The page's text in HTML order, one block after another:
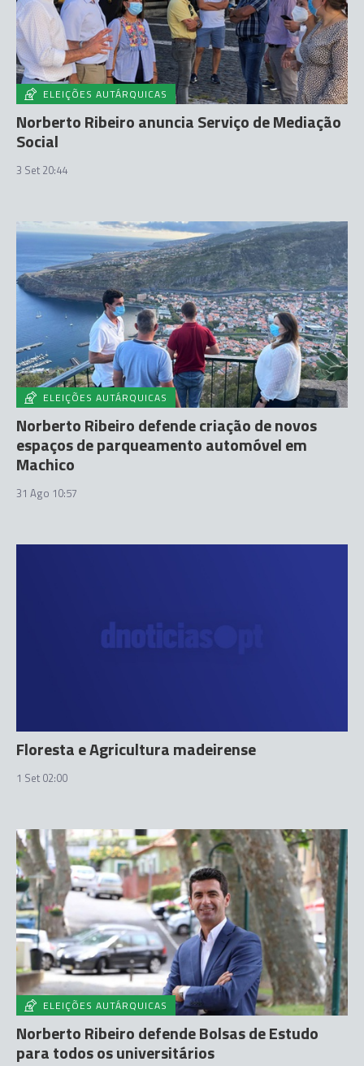
ELEIÇÕES AUTÁRQUICAS
Norberto Ribeiro anuncia Serviço de Mediação
Social
3 Set 20:44
ELEIÇÕES AUTÁRQUICAS
Norberto Ribeiro defende criação de novos
espaços de parqueamento automóvel em
Machico
31 Ago 10:57
Floresta e Agricultura madeirense
1 Set 02:00
ELEIÇÕES AUTÁRQUICAS
Norberto Ribeiro defende Bolsas de Estudo
para todos os universitários